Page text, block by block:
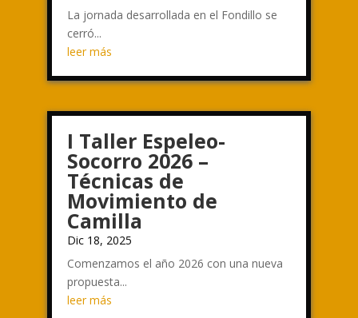
La jornada desarrollada en el Fondillo se
cerró...
leer más
I Taller Espeleo-
Socorro 2026 –
Técnicas de
Movimiento de
Camilla
Dic 18, 2025
Comenzamos el año 2026 con una nueva
propuesta...
leer más